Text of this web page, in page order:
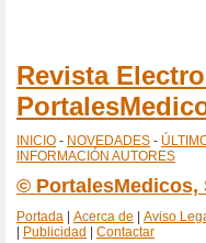
Revista
INICIO - NOVEDADES -
INFORMACIÓN AUTORES
© PortalesMedicos,
Portada Acerca de Aviso
Publicidad Contactar